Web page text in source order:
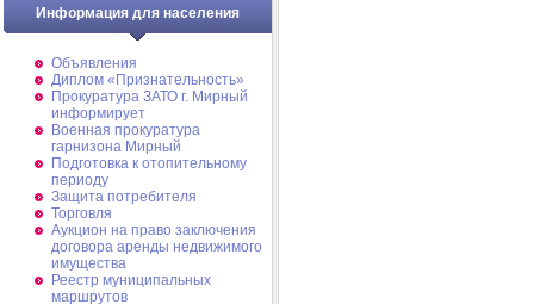
Информация для населения
Объявления
Диплом «Признательность»
Прокуратура ЗАТО г. Мирный
информирует
Военная прокуратура
гарнизона Мирный
Подготовка к отопительному
периоду
Защита потребителя
Торговля
Аукцион на право заключения
договора аренды недвижимого
имущества
Реестр муниципальных
маршрутов